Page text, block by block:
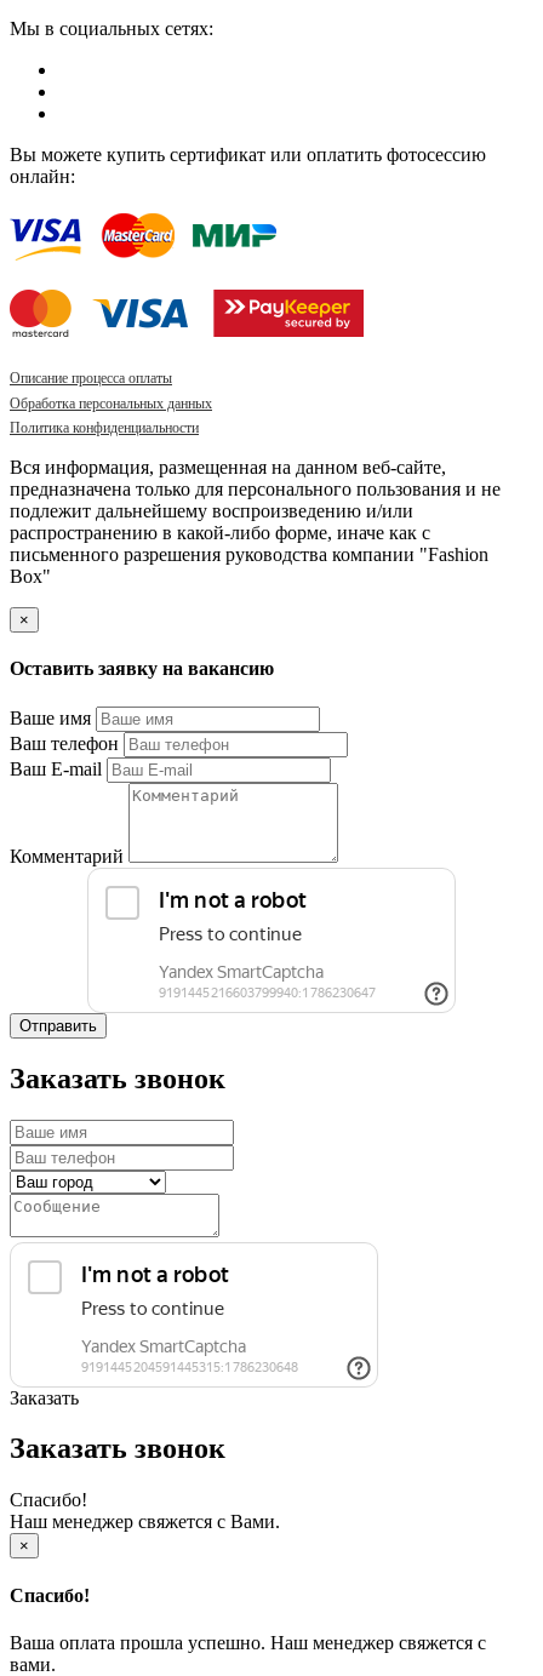
Мы в социальных сетях:
Вы можете купить сертификат или оплатить фотосессию
онлайн:
Описание процесса оплаты
Обработка персональных данных
Политика конфиденциальности
Вся информация, размещенная на данном веб-сайте,
предназначена только для персонального пользования и не
подлежит дальнейшему воспроизведению и/или
распространению в какой-либо форме, иначе как с
письменного разрешения руководства компании "Fashion
Box"
×
Оставить заявку на вакансию
Ваше имя
Ваш телефон
Ваш E-mail
Комментарий
Отправить
Заказать звонок
Заказать
Заказать звонок
Спасибо!
Наш менеджер свяжется с Вами.
×
Спасибо!
Ваша оплата прошла успешно. Наш менеджер свяжется с
вами.